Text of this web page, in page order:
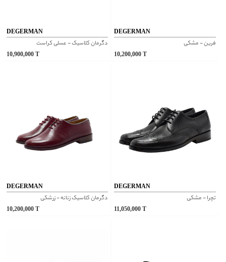
DEGERMAN
دگرمان کلاسیک - عسلی کراست
10,900,000
DEGERMAN
فرین - مشکی
10,200,000
DEGERMAN
دگرمان کلاسیک زنانه - زرشکی
10,200,000
DEGERMAN
تچرا - مشکی
11,050,000